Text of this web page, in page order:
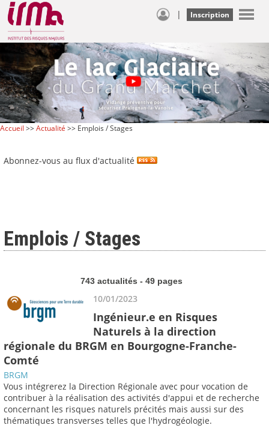
| Inscription
Accueil >>Actualité >> Emplois / Stages
Abonnez-vous au flux d'actualité
Emplois / Stages
743 actualités - 49 pages
10/01/2023
Ingénieur.e en Risques
Naturels à la direction
régionale du BRGM en Bourgogne-Franche-
Comté
BRGM
Vous intégrerez la Direction Régionale avec pour vocation de
contribuer à la réalisation des activités d'appui et de recherche
concernant les risques naturels précités mais aussi sur des
thématiques transverses telles que l'hydrogéologie.